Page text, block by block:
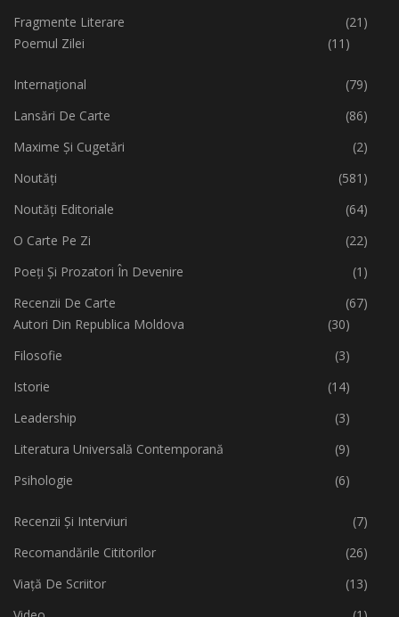
Fragmente Literare
(21)
Poemul Zilei
(11)
Internațional
(79)
Lansări De Carte
(86)
Maxime Și Cugetări
(2)
Noutăți
(581)
Noutăți Editoriale
(64)
O Carte Pe Zi
(22)
Poeți Și Prozatori În Devenire
(1)
Recenzii De Carte
(67)
Autori Din Republica Moldova
(30)
Filosofie
(3)
Istorie
(14)
Leadership
(3)
Literatura Universală Contemporană
(9)
Psihologie
(6)
Recenzii Și Interviuri
(7)
Recomandările Cititorilor
(26)
Viață De Scriitor
(13)